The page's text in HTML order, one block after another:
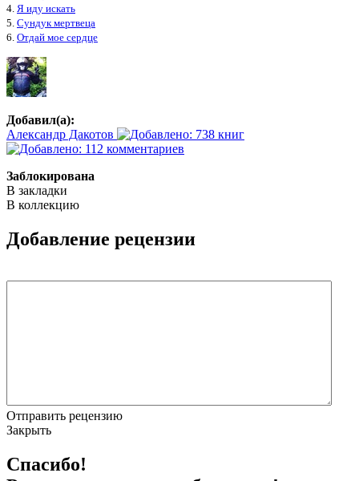
4. Я иду искать
5. Сундук мертвеца
6. Отдай мое сердце
Добавил(а):
Александр Дакотов
Заблокирована
В закладки
В коллекцию
Добавление рецензии
Отправить рецензию
Закрыть
Спасибо!